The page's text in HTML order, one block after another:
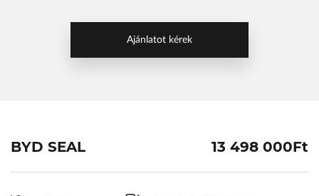
Ajánlatot kérek
BYD SEAL 13 498 000Ft